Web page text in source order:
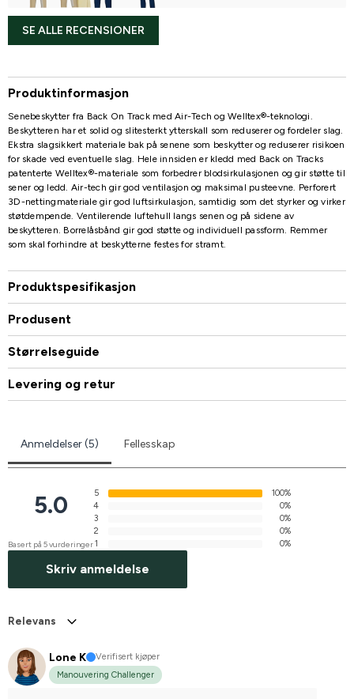
SE ALLE RECENSIONER
Produktinformasjon
Senebeskytter fra Back On Track med Air-Tech og Welltex®-teknologi.
Beskytteren har et solid og slitesterkt ytterskall som reduserer og fordeler slag.
Ekstra slagsikkert materiale bak på senene som beskytter og reduserer risikoen
for skade ved eventuelle slag. Hele innsiden er kledd med Back on Tracks
patenterte Welltex®-materiale som forbedrer blodsirkulasjonen og gir støtte til
sener og ledd. Air-tech gir god ventilasjon og maksimal pusteevne. Perforert
3D-nettingmateriale gir god luftsirkulasjon, samtidig som det styrker og virker
støtdempende. Ventilerende luftehull langs senen og på sidene av
beskytteren. Borrelåsbånd gir god støtte og individuell passform. Remmer
som skal forhindre at beskytterne festes for stramt.
Produktspesifikasjon
Produsent
Størrelseguide
Levering og retur
Anmeldelser (5) Fellesskap
5.0
Basert på 5 vurderinger
5
100%
4
0%
3
0%
2
0%
1
0%
Skriv anmeldelse
Relevans
Lone K
Verifisert kjøper
Manouvering Challenger